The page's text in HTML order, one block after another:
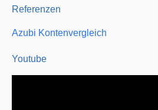
Referenzen
Azubi Kontenvergleich
Youtube